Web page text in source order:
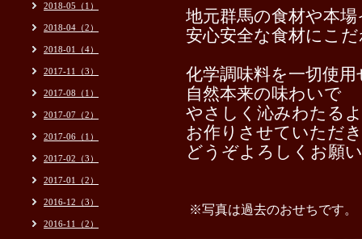
地元群馬の食材や本
安心安全な食材にこ
化学調味料を一切使
自然本来の味わいで
やさしく沁みわたる
お作りさせていただ
どうぞよろしくお願
※写真は過去のおせちです。
2018-05（1）
2018-04（2）
2018-01（4）
2017-11（3）
2017-08（1）
2017-07（2）
2017-06（1）
2017-02（3）
2017-01（2）
2016-12（3）
2016-11（2）